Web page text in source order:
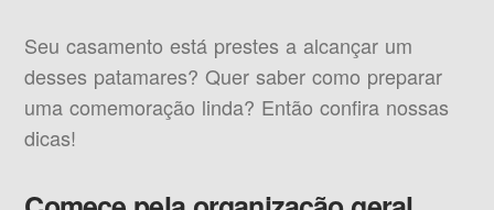
Seu casamento está prestes a alcançar um
desses patamares? Quer saber como preparar
uma comemoração linda? Então confira nossas
dicas!